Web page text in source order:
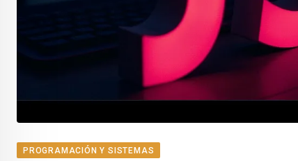
PROGRAMACIÓN Y SISTEMAS